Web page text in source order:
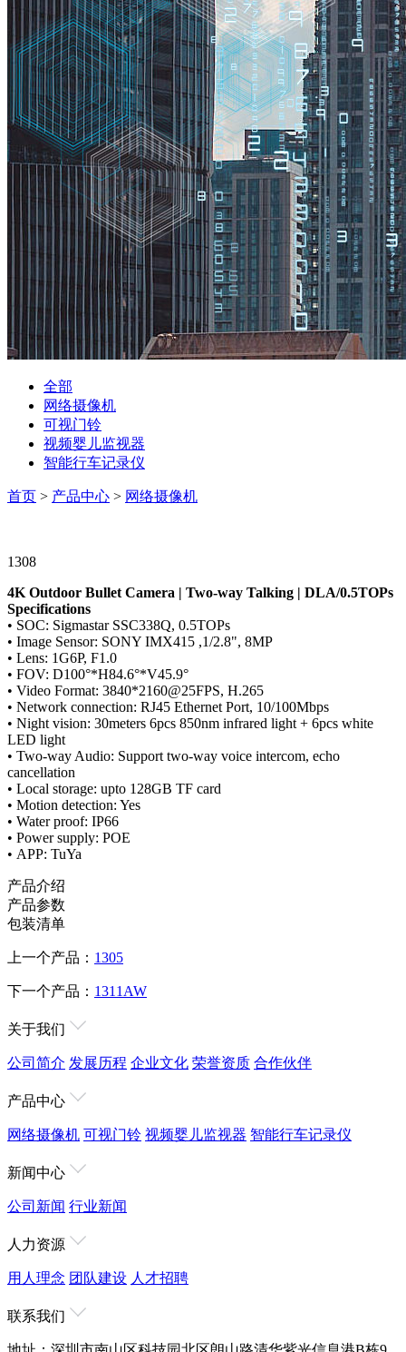
全部
网络摄像机
可视门铃
视频婴儿监视器
智能行车记录仪
首页 > 产品中心 > 网络摄像机
1308
4K Outdoor Bullet Camera | Two-way Talking | DLA/0.5TOPs
Specifications
• SOC: Sigmastar SSC338Q, 0.5TOPs
• Image Sensor: SONY IMX415 ,1/2.8", 8MP
• Lens: 1G6P, F1.0
• FOV: D100°*H84.6°*V45.9°
• Video Format: 3840*2160@25FPS, H.265
• Network connection: RJ45 Ethernet Port, 10/100Mbps
• Night vision: 30meters 6pcs 850nm infrared light + 6pcs white
LED light
• Two-way Audio: Support two-way voice intercom, echo
cancellation
• Local storage: upto 128GB TF card
• Motion detection: Yes
• Water proof: IP66
• Power supply: POE
• APP: TuYa
产品介绍
产品参数
包装清单
上一个产品： 1305
下一个产品： 1311AW
关于我们
公司简介 发展历程 企业文化 荣誉资质 合作伙伴
产品中心
网络摄像机 可视门铃 视频婴儿监视器 智能行车记录仪
新闻中心
公司新闻 行业新闻
人力资源
用人理念 团队建设 人才招聘
联系我们